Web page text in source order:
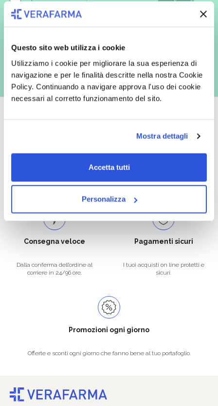
Questo sito web utilizza i cookie
Utilizziamo i cookie per migliorare la sua esperienza di
navigazione e per le finalità descritte nella nostra Cookie
Policy. Continuando a navigare approva l'uso dei cookie
necessari al corretto funzionamento del sito.
Mostra dettagli
Accetta tutti
Personalizza
espressamente al trattamento dei miei dati personali per finalità
commerciali da parte di Verafarma, tra cui invio di comunicazioni
marketing (con modalità telematiche - quali ad es. newsletter ed e-mail
es. posta cartacea)
Catalogo prodotti ampio e completo
Con un acquisto minimo di 29.90 €
Spedizioni in tutta Europa a 20€.
Consegna veloce
Dalla conferma dell’ordine al
corriere in 24/96 ore.
Pagamenti sicuri
I tuoi acquisti on line protetti e
sicuri.
Promozioni ogni giorno
Offerte e sconti ogni giorno che fanno bene al tuo portafoglio.